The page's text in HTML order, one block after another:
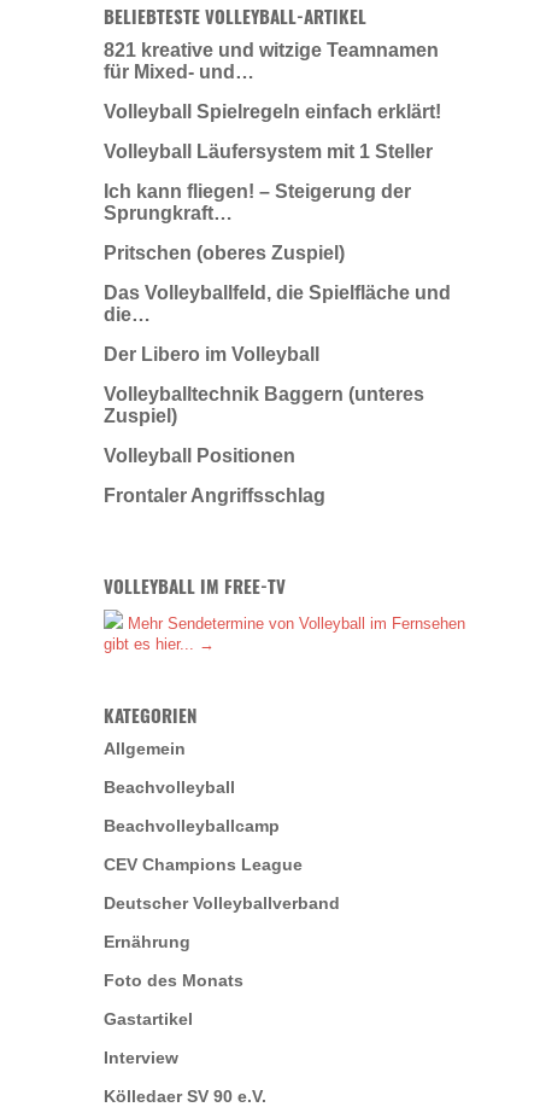
BELIEBTESTE VOLLEYBALL-ARTIKEL
821 kreative und witzige Teamnamen
für Mixed- und…
Volleyball Spielregeln einfach erklärt!
Volleyball Läufersystem mit 1 Steller
Ich kann fliegen! – Steigerung der
Sprungkraft…
Pritschen (oberes Zuspiel)
Das Volleyballfeld, die Spielfläche und
die…
Der Libero im Volleyball
Volleyballtechnik Baggern (unteres
Zuspiel)
Volleyball Positionen
Frontaler Angriffsschlag
VOLLEYBALL IM FREE-TV
Mehr Sendetermine von Volleyball im Fernsehen
gibt es hier... →
KATEGORIEN
Allgemein
Beachvolleyball
Beachvolleyballcamp
CEV Champions League
Deutscher Volleyballverband
Ernährung
Foto des Monats
Gastartikel
Interview
Kölledaer SV 90 e.V.